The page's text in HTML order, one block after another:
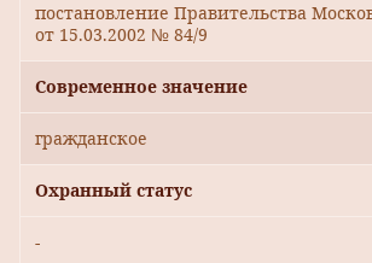
постановление Правительства
от 15.03.2002 № 84/9
Современное значение
гражданское
Охранный статус
-